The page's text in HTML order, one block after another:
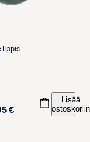
lippis
€
Lisää
ostoskoriin